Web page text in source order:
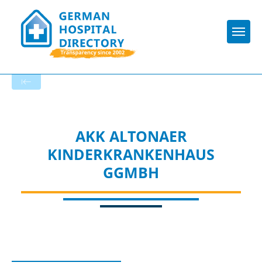
AKK ALTONAER
KINDERKRANKENHAUS
GGMBH